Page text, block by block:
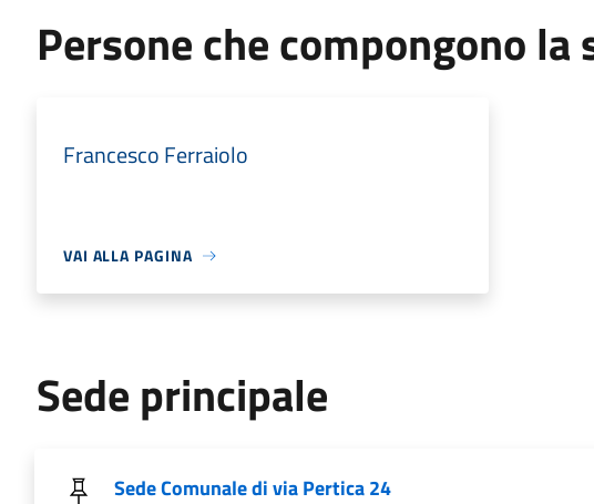
Persone che compongono
Francesco Ferraiolo
VAI ALLA PAGINA
Sede principale
Sede Comunale di via Pertica 24